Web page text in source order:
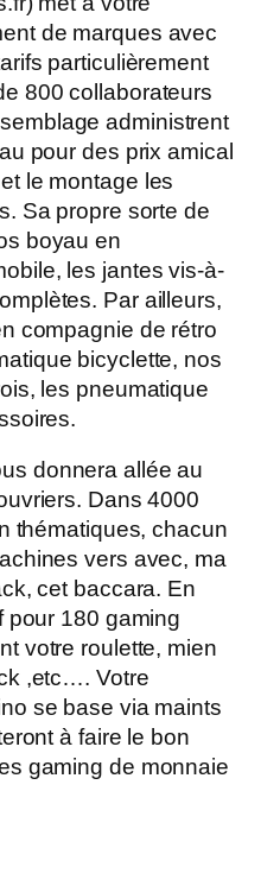
de marques avec
particulièrement
800 collaborateurs
administrent
pour des prix amical
le montage les
Sa propre sorte de
boyau en
les jantes vis-à-
Par ailleurs,
compagnie de rétro
bicyclette, nos
les pneumatique
donnera allée au
Dans 4000
thématiques, chacun
vers avec, ma
cet baccara. En
pour 180 gaming
votre roulette, mien
,etc…. Votre
se base via maints
à faire le bon
gaming de monnaie